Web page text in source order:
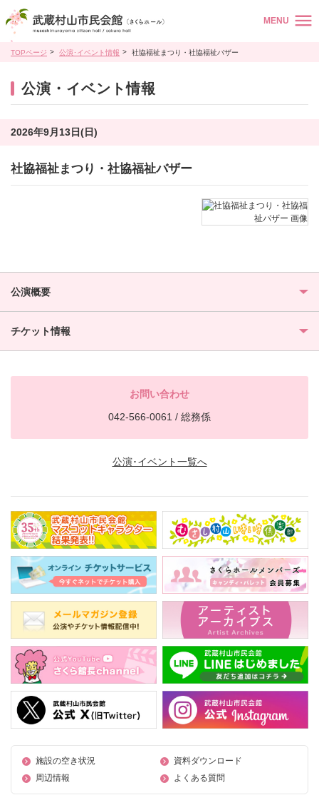
MENU
TOPページ 公演･イベント情報 社協福祉まつり・社協福祉バザー
公演・イベント情報
2026年9月13日(日)
社協福祉まつり・社協福祉バザー
公演概要
チケット情報
お問い合わせ
042-566-0061 / 総務係
公演･イベント一覧へ
施設の空き状況
資料ダウンロード
周辺情報
よくある質問